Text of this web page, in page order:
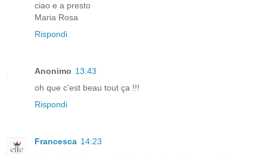
ciao e a presto
Maria Rosa
Rispondi
Anonimo 13:43
oh que c'est beau tout ça !!!
Rispondi
Francesca 14:23